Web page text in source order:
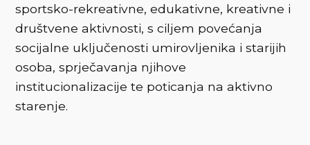
sportsko-rekreativne, edukativne, kreativne i
društvene aktivnosti, s ciljem povećanja
socijalne uključenosti umirovljenika i starijih
osoba, sprječavanja njihove
institucionalizacije te poticanja na aktivno
starenje.